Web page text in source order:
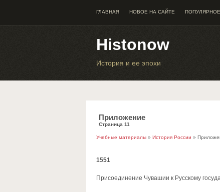
ГЛАВНАЯ НОВОЕ НА САЙТЕ
Histonow
История и ее эпохи
Приложение
Страница 11
Учебные материалы » История России »
1551
Присоединение Чувашии к Русскому